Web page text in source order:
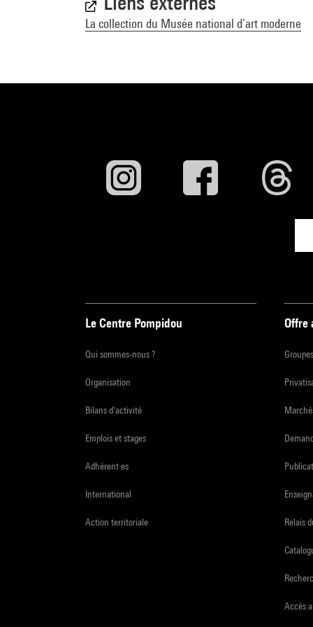
La collection du Musée national d’art moderne
Le Centre Pompidou
Qui sommes-nous ?
Organisation
Bilans d'activité
Emplois et stages
Adhérent·es
International
Action territoriale
Offre
Groupes
Relais
Accès